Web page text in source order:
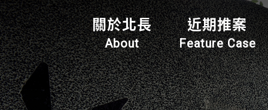
關於北長
About
近期推案
Feature Case